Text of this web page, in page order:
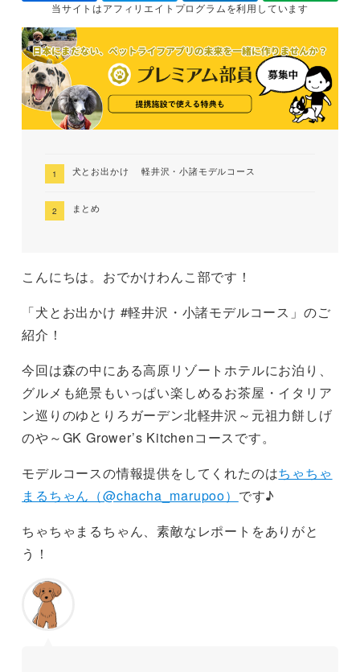
当サイトはアフィリエイトプログラムを利用しています
犬とお出かけ 軽井沢・小諸モデルコース
まとめ
こんにちは。おでかけわんこ部です！
「犬とお出かけ #軽井沢・小諸モデルコース」のご
紹介！
今回は森の中にある高原リゾートホテルにお泊り、
グルメも絶景もいっぱい楽しめるお茶屋・イタリア
ン巡りのゆとりろガーデン北軽井沢～元祖力餅しげ
のや～GK Grower’s Kitchenコースです。
モデルコースの情報提供をしてくれたのはちゃちゃ
まるちゃん（@chacha_marupoo） です♪
ちゃちゃまるちゃん、素敵なレポートをありがと
う！